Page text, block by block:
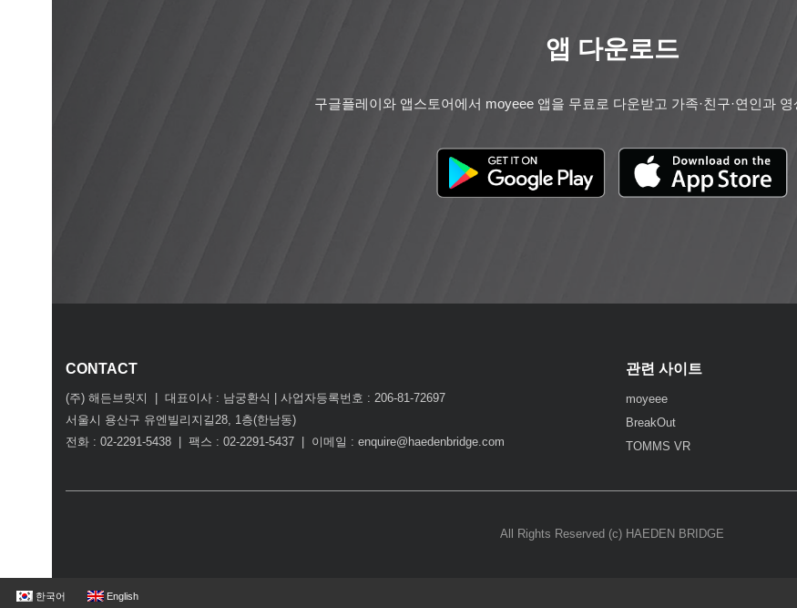
앱 다운로드
구글플레이와 앱스토어에서 moyeee 앱을 무료로 다운받고 가족·친구·연인과
CONTACT
(주) 해든브릿지 | 대표이사 : 남궁환식 | 사업자등록번호 : 206-81-72697
서울시 용산구 유엔빌리지길28, 1층(한남동)
전화 : 02-2291-5438 | 팩스 : 02-2291-5437 | 이메일 : enquire@haedenbridge.com
관련 사이트
moyeee
BreakOut
TOMMS VR
All Rights Reserved (c) HAEDEN BRIDGE
한국어 English